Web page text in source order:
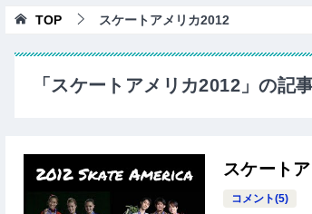
TOP スケートアメリカ2012
「スケートアメリカ2012」の記
スケート
コメント(5)